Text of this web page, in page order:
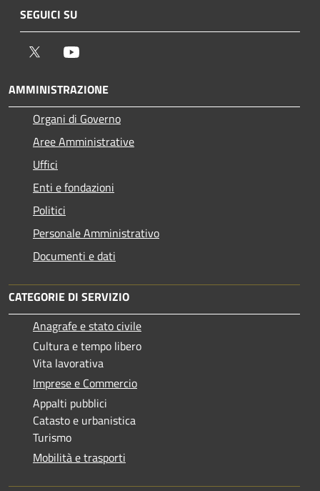
SEGUICI SU
Twitter
AMMINISTRAZIONE
Organi di Governo
Aree Amministrative
Uffici
Enti e fondazioni
Politici
Personale Amministrativo
Documenti e dati
CATEGORIE DI SERVIZIO
Anagrafe e stato civile
Cultura e tempo libero
Vita lavorativa
Imprese e Commercio
Appalti pubblici
Catasto e urbanistica
Turismo
Mobilità e trasporti